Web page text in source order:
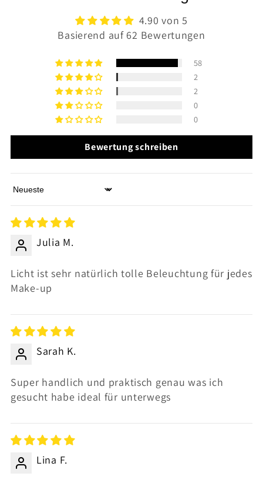
4.90 von 5
Basierend auf 62 Bewertungen
58
2
2
0
0
Bewertung schreiben
Sort by
Julia M.
Licht ist sehr natürlich tolle Beleuchtung für jedes
Make-up
Sarah K.
Super handlich und praktisch genau was ich
gesucht habe ideal für unterwegs
Lina F.